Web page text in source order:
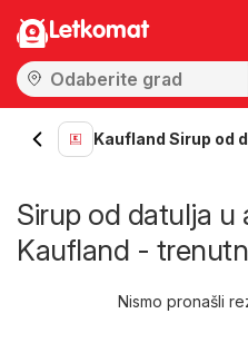
Letkomat
Kaufland Sirup od
Sirup od datulja u
Kaufland -
Nismo pronašli